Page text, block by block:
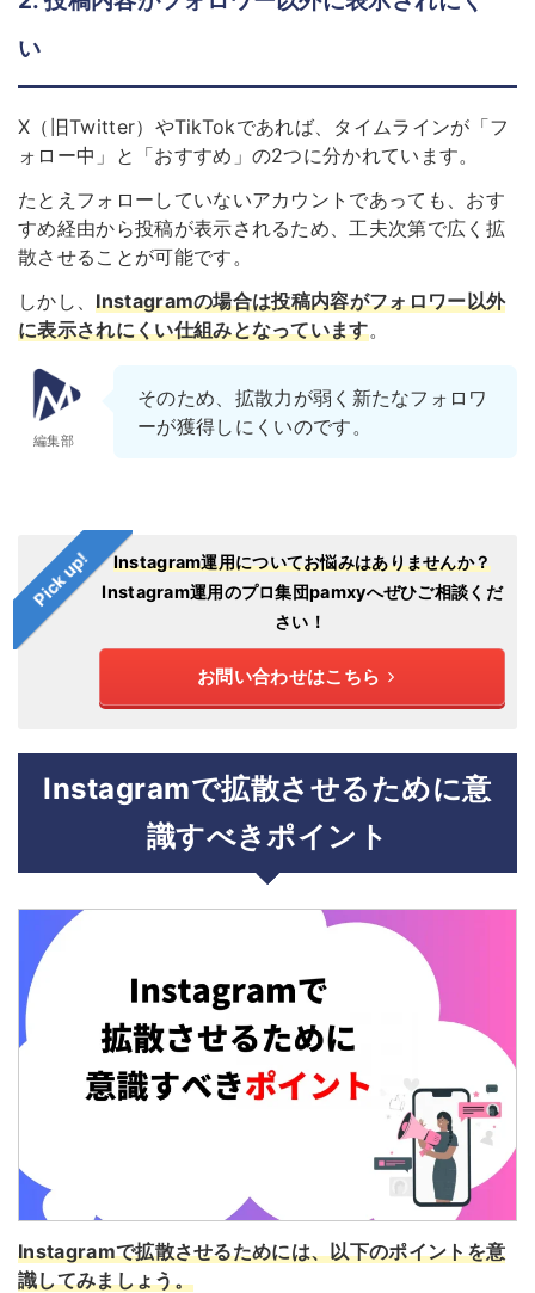
い
X（旧Twitter）やTikTokであれば、タイムラインが「フ
ォロー中」と「おすすめ」の2つに分かれています。
たとえフォローしていないアカウントであっても、おす
すめ経由から投稿が表示されるため、工夫次第で広く拡
散させることが可能です。
しかし、Instagramの場合は投稿内容がフォロワー以外
に表示されにくい仕組みとなっています。
編集部
そのため、拡散力が弱く新たなフォロワ
ーが獲得しにくいのです。
Pick up!
Instagram運用についてお悩みはありませんか？
Instagram運用のプロ集団pamxyへぜひご相談くだ
さい！
お問い合わせはこちら
Instagramで拡散させるために意
識すべきポイント
Instagramで拡散させるためには、以下のポイントを意
識してみましょう。